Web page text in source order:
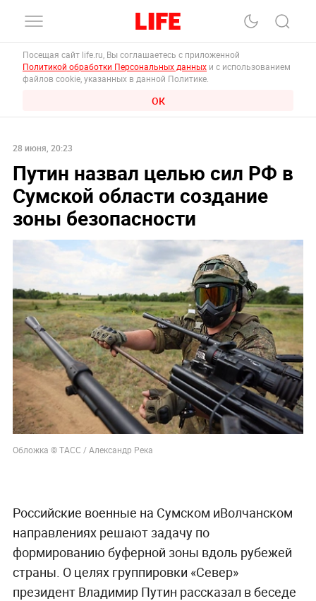
Посещая сайт life.ru, Вы соглашаетесь с приложенной
Политикой обработки Персональных данных и с использованием
файлов cookie, указанных в данной Политике.
ОК
28 июня, 20:23
Путин назвал целью сил РФ в
Сумской области создание
зоны безопасности
Обложка © ТАСС / Александр Река
Российские военные на Сумском иВолчанском
направлениях решают задачу по
формированию буферной зоны вдоль рубежей
страны. О целях группировки «Север»
президент Владимир Путин рассказал в беседе